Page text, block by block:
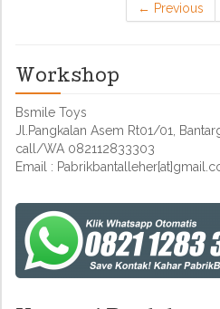
← Previous
Workshop
Bsmile Toys
Jl.Pangkalan Asem Rt01/01,
call/WA 082112833303
Email :